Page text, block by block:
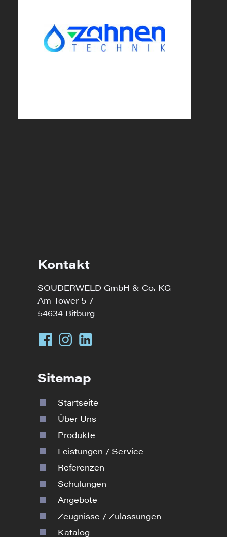
Kontakt
SOUDERWELD GmbH & Co. KG
Am Tower 5-7
54634 Bitburg
Sitemap
Startseite
Über Uns
Produkte
Leistungen / Service
Referenzen
Schulungen
Angebote
Zeugnisse / Zulassungen
Katalog